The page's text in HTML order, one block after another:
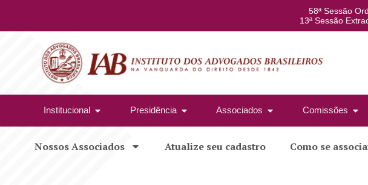
58ª Sessão
13ª Sessão
Institucional Presidência Associados Comissões
Nossos Associados Atualize seu cadastro Como se